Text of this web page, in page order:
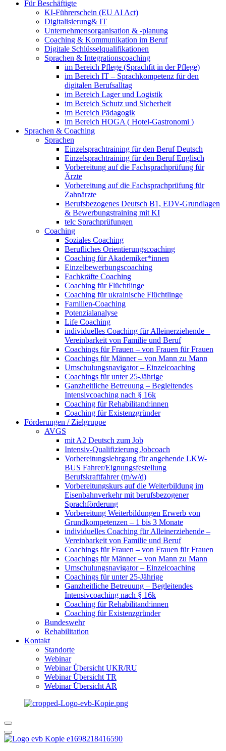
Für Beschäftigte
KI-Führerschein (EU AI Act)
Digitalisierung& IT
Unternehmensorganisation & ‑planung
Coaching & Kommunikation im Beruf
Digitale Schlüsselqualifikationen
Sprachen & Integrationscoaching
im Bereich Pflege (Sprachfit in der Pflege)
im Bereich IT – Sprachkompetenz für den
digitalen Berufsalltag
im Bereich Lager und Logistik
im Bereich Schutz und Sicherheit
im Bereich Pädagogik
im Bereich HOGA ( Hotel-Gastronomi )
Sprachen & Coaching
Sprachen
Einzelsprachtraining für den Beruf Deutsch
Einzelsprachtraining für den Beruf Englisch
Vorbereitung auf die Fachsprachprüfung für
Ärzte
Vorbereitung auf die Fachsprachprüfung für
Zahnärzte
Berufsbezogenes Deutsch B1, EDV-Grundlagen
& Bewerbungstraining mit KI
telc Sprachprüfungen
Coaching
Soziales Coaching
Berufliches Orientierungscoaching
Coaching für Akademiker*innen
Einzelbewerbungscoaching
Fachkräfte Coaching
Coaching für Flüchtlinge
Coaching für ukrainische Flüchtlinge
Familien-Coaching
Potenzialanalyse
Life Coaching
individuelles Coaching für Alleinerziehende –
Vereinbarkeit von Familie und Beruf
Coachings für Frauen – von Frauen für Frauen
Coachings für Männer – von Mann zu Mann
Umschulungsnavigator – Einzelcoaching
Coachings für unter 25-Jährige
Ganzheitliche Betreuung – Begleitendes
Intensivcoaching nach § 16k
Coaching für Rehabilitand:innen
Coaching für Existenzgründer
Förderungen / Zielgruppe
AVGS
mit A2 Deutsch zum Job
Intensiv-Qualifizierung Jobcoach
Vorbereitungslehrgang für angehende LKW-
BUS Fahrer/Eignungsfestellung
Berufskraftfahrer (m/w/d)
Vorbereitungskurs auf die Weiterbildung im
Eisenbahnverkehr mit berufsbezogener
Sprachförderung
Vorbereitung Weiterbildungen Erwerb von
Grundkompetenzen – 1 bis 3 Monate
individuelles Coaching für Alleinerziehende –
Vereinbarkeit von Familie und Beruf
Coachings für Frauen – von Frauen für Frauen
Coachings für Männer – von Mann zu Mann
Umschulungsnavigator – Einzelcoaching
Coachings für unter 25-Jährige
Ganzheitliche Betreuung – Begleitendes
Intensivcoaching nach § 16k
Coaching für Rehabilitand:innen
Coaching für Existenzgründer
Bundeswehr
Rehabilitation
Kontakt
Standorte
Webinar
Webinar Übersicht UKR/RU
Webinar Übersicht TR
Webinar Übersicht AR